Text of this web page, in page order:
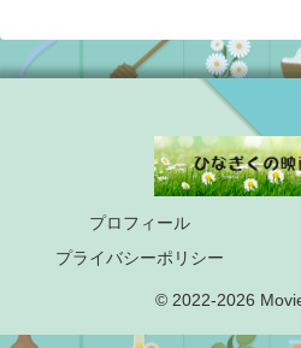
プロフィール
プライバシーポリシー
© 2022-2026